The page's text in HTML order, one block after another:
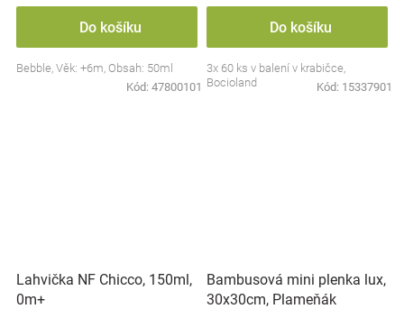
Do košíku
Bebble, Věk: +6m, Obsah: 50ml
Kód: 47800101
Do košíku
3x 60 ks v balení v krabičce,
Bocioland
Kód: 15337901
Lahvička NF Chicco, 150ml,
0m+
Bambusová mini plenka lux,
30x30cm, Plameňák